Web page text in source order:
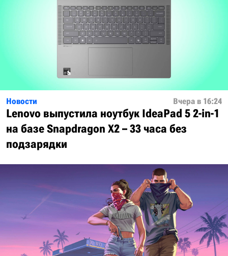
Новости Вчера в 16:24
Lenovo выпустила ноутбук IdeaPad 5 2-in-1
на базе Snapdragon X2 – 33 часа без
подзарядки